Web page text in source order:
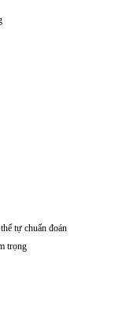
tự chuẩn đoán
trọng